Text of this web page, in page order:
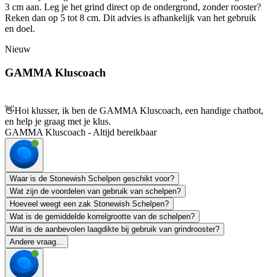
3 cm aan. Leg je het grind direct op de ondergrond, zonder rooster?
Reken dan op 5 tot 8 cm. Dit advies is afhankelijk van het gebruik
en doel.
Nieuw
GAMMA Kluscoach
👋Hoi klusser, ik ben de GAMMA Kluscoach, een handige chatbot,
en help je graag met je klus.
GAMMA Kluscoach - Altijd bereikbaar
Waar is de Stonewish Schelpen geschikt voor?
Wat zijn de voordelen van gebruik van schelpen?
Hoeveel weegt een zak Stonewish Schelpen?
Wat is de gemiddelde korrelgrootte van de schelpen?
Wat is de aanbevolen laagdikte bij gebruik van grindrooster?
Andere vraag...